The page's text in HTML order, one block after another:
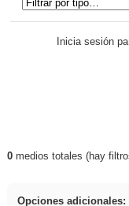
Inicia sesión
Resultados de:
0medios totales (hay
Opciones adicionales: